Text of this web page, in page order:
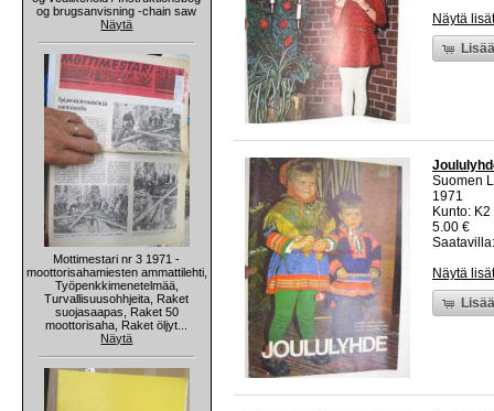
og brugsanvisning -chain saw
Näytä
Mottimestari nr 3 1971 -
moottorisahamiesten ammattilehti,
Työpenkkimenetelmää,
Turvallisuusohhjeita, Raket
suojasaapas, Raket 50
moottorisaha, Raket öljyt...
Näytä
Näytä
Suomen
1971
Kunto:
5.00 €
Näytä